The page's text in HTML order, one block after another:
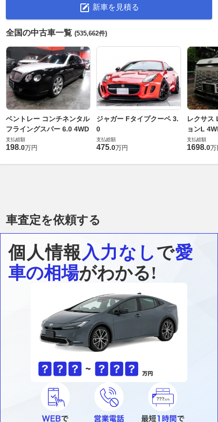
新車を見積る
全国の中古車一覧 (535,662件)
ベントレー コンチネンタル
フライングスパー 6.0 4WD
支払総額
198.0万円
ジャガー Fタイプクーペ 3.
0
支払総額
475.0万円
レクサス
ョンL
支払総額
1698.0万
車査定を依頼する
個人情報入力なしで愛
車の相場がわかる!